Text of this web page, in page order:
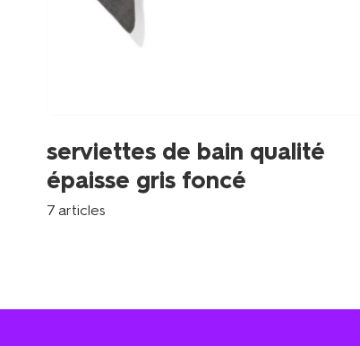
serviettes de bain qualité
épaisse gris foncé
7 articles